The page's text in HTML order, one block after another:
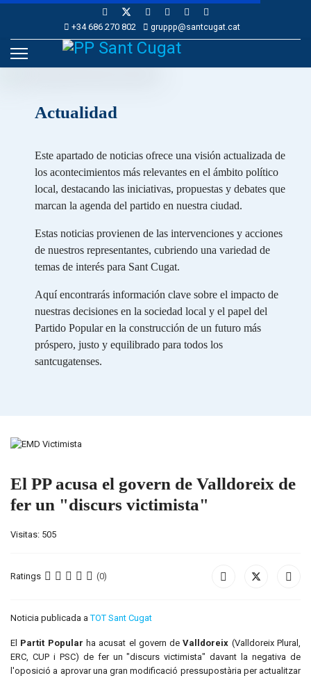
+34 686 270 802 gruppp@santcugat.cat
Actualidad
Este apartado de noticias ofrece una visión actualizada de
los acontecimientos más relevantes en el ámbito político
local, destacando las iniciativas, propuestas y debates que
marcan la agenda del partido en nuestra ciudad.
Estas noticias provienen de las intervenciones y acciones
de nuestros representantes, cubriendo una variedad de
temas de interés para Sant Cugat.
Aquí encontrarás información clave sobre el impacto de
nuestras decisiones en la sociedad local y el papel del
Partido Popular en la construcción de un futuro más
próspero, justo y equilibrado para todos los
santcugatenses.
El PP acusa el govern de Valldoreix de
fer un "discurs victimista"
Visitas: 505
Ratings (0)
Noticia publicada aTOT Sant Cugat
El Partit Popular ha acusat el govern deValldoreix (Valldoreix Plural,
ERC, CUP i PSC) de fer un "discurs victimista" davant la negativa de
l'oposició a aprovar una gran modificació pressupostària per actualitzar